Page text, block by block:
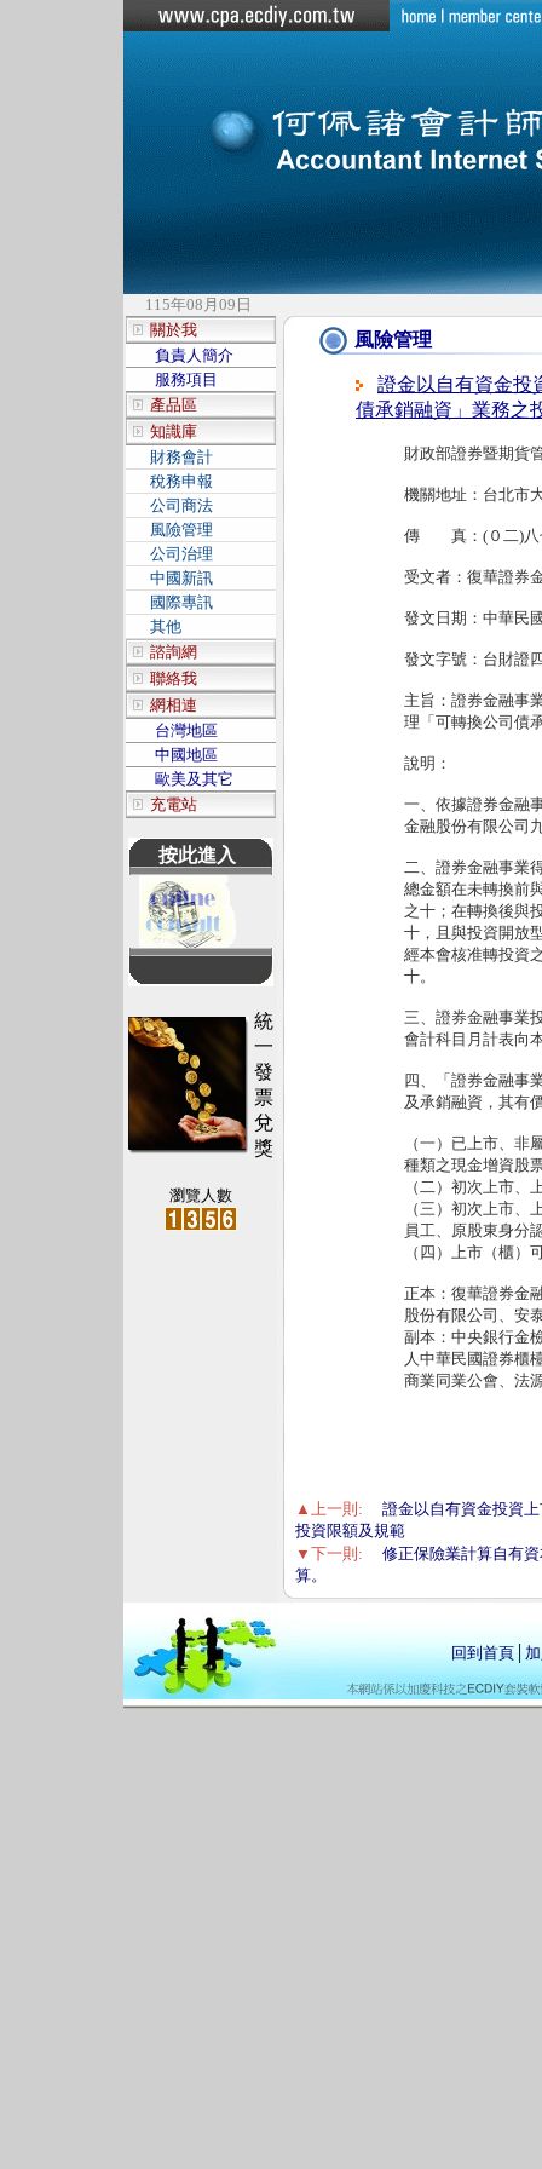
115年08月09日
關於我
負責人簡介
服務項目
產品區
知識庫
財務會計
稅務申報
公司商法
風險管理
公司治理
中國新訊
國際專訊
其他
諮詢網
聯絡我
網相連
台灣地區
中國地區
歐美及其它
充電站
按此進入
統
一
發
票
兌
獎
瀏覽人數
風險管理
證金以自有資金投
債承銷融資」業務之
財政部證券暨期貨
機關地址：台北市
傳 真：(０二)八
受文者：復華證券
發文日期：中華民
發文字號：台財證
主旨：證券金融事
理「可轉換公司債
說明：
一、依據證券金融
金融股份有限公司
二、證券金融事業
總金額在未轉換前
之十；在轉換後與
十，且與投資開放
經本會核准轉投資
十。
三、證券金融事業
會計科目月計表向
四、「證券金融事
及承銷融資，其有
（一）已上市、
種類之現金增資股
（二）初次上市、
（三）初次上市
員工、原股東身分
（四）上市（櫃）
正本：復華證券金
股份有限公司、安
副本：中央銀行金
人中華民國證券櫃
商業同業公會、
▲上一則:
證金以自有資金投資
投資限額及規範
▼下一則:
修正保險業計算自有
算。
回到首頁│